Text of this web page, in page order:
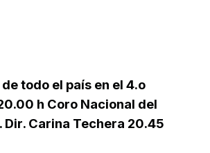
todo el país en el 4.o
h Coro Nacional del
Dir. Carina Techera 20.45